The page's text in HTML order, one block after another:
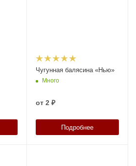
Чугунная балясина «Нью»
Много
от 2 ₽
Подробнее